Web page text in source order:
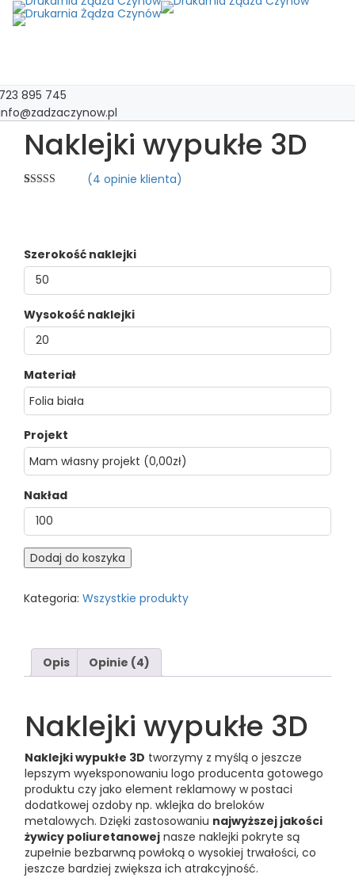
895 745
Naklejki wypukłe 3D
(4 opinie klienta)
Szerokość naklejki
Wysokość naklejki
Materiał
Projekt
Nakład
Dodaj do koszyka
Kategoria: Wszystkie produkty
Opis Opinie (4)
Naklejki wypukłe 3D
Naklejki wypukłe 3D tworzymy z myślą o jeszcze
lepszym wyeksponowaniu logo producenta gotowego
produktu czy jako element reklamowy w postaci
dodatkowej ozdoby np. wklejka do breloków
metalowych. Dzięki zastosowaniu najwyższej jakości
żywicy poliuretanowej nasze naklejki pokryte są
zupełnie bezbarwną powłoką o wysokiej trwałości, co
jeszcze bardziej zwiększa ich atrakcyjność.